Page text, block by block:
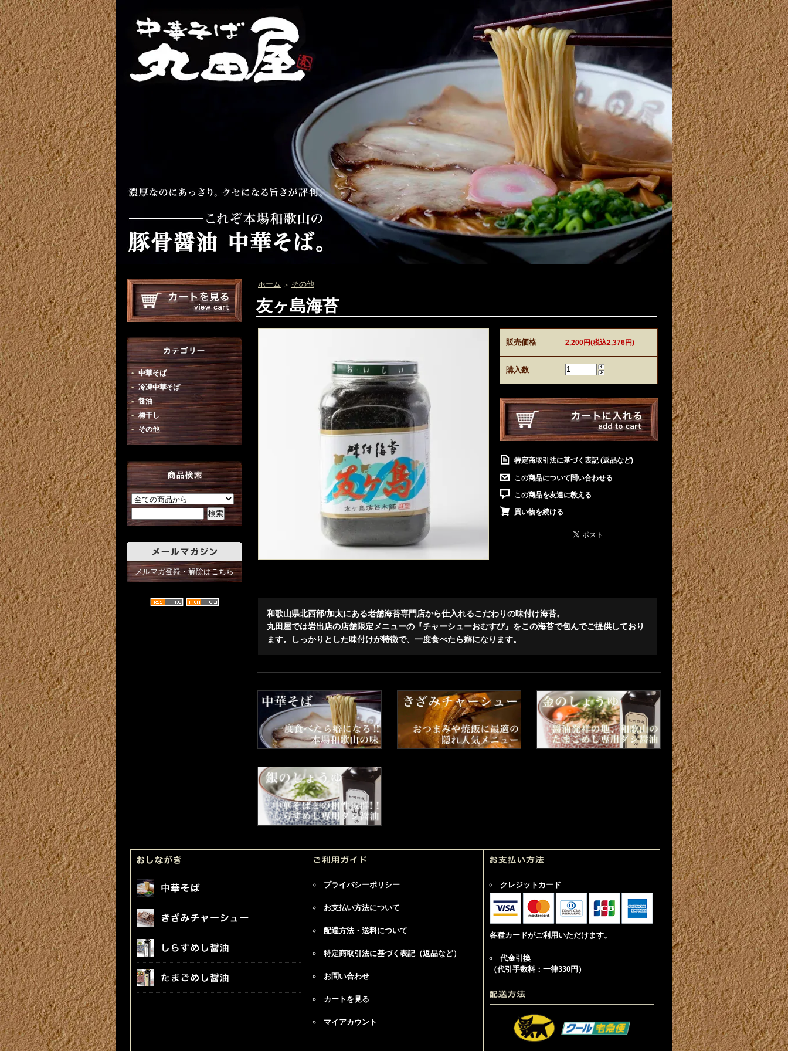
中華そば
冷凍中華そば
醤油
梅干し
その他
メルマガ登録・解除はこちら
ホーム ＞ その他
友ヶ島海苔
販売価格 2,200円(税込2,376円)
購入数
特定商取引法に基づく表記 (返品など)
この商品について問い合わせる
この商品を友達に教える
買い物を続ける
和歌山県北西部/加太にある老舗海苔専門店から仕入れるこだわりの味付け海苔。
丸田屋では岩出店の店舗限定メニューの『チャーシューおむすび』をこの海苔で包んでご提供しており
ます。しっかりとした味付けが特徴で、一度食べたら癖になります。
プライバシーポリシー
お支払い方法について
配達方法・送料について
特定商取引法に基づく表記（返品など）
お問い合わせ
カートを見る
マイアカウント
クレジットカード
各種カードがご利用いただけます。
代金引換
（代引手数料：一律330円）